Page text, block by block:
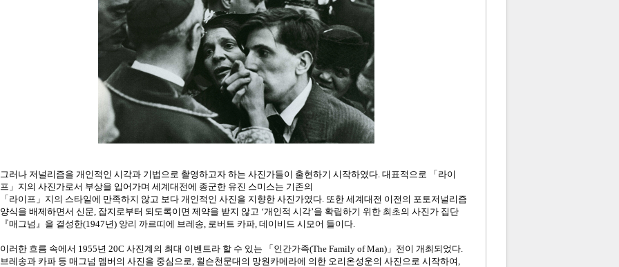
그러나 저널리즘을 개인적인 시각과 기법으로 촬영하고자 하는 사진가들이 출현하기 시작하였다. 대표적으로 「라이
프」지의 사진가로서 부상을 입어가며 세계대전에 종군한 유진 스미스는 기존의
「라이프」지의 스타일에 만족하지 않고 보다 개인적인 사진을 지향한 사진가였다. 또한 세계대전 이전의 포토저널리즘
양식을 배제하면서 신문, 잡지로부터 되도록이면 제약을 받지 않고 ‘개인적 시각’을 확립하기 위한 최초의 사진가 집단
『매그넘』을 결성한(1947년) 앙리 까르띠에 브레송, 로버트 카파, 데이비드 시모어 들이다.
이러한 흐름 속에서 1955년 20C 사진계의 최대 이벤트라 할 수 있는 「인간가족(The Family of Man)」전이 개최되었다.
브레송과 카파 등 매그넘 멤버의 사진을 중심으로, 윌슨천문대의 망원카메라에 의한 오리온성운의 사진으로 시작하여,